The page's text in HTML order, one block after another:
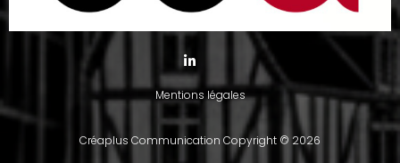
Mentions légales
Créaplus Communication Copyright © 2026